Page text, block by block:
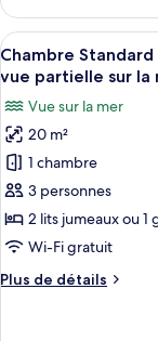
lits
jumeaux,
vue
la
ville
Chambre
Standard
avec
lits
jumeaux,
vue
sur
la
ville
Afficher
toutes
photos
pour
ce
type
de
chambre :
Standard
9
Chambre
vue partielle sur la
Vue sur la mer
20 m²
1 chambre
3 personnes
2 lits jumeaux ou 1
Wi-Fi gratuit
Plus de détails
Plus